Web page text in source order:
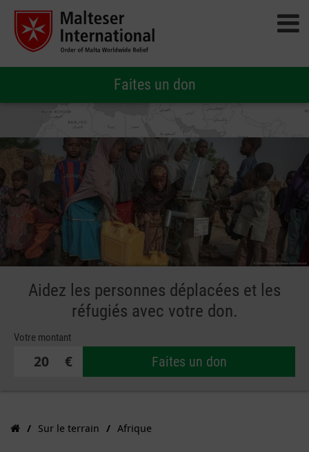
Faites un don
Aidez les personnes déplacées et les
réfugiés avec votre don.
Votre montant
€ Faites un don
Sur le terrain Afrique